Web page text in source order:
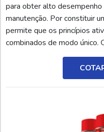
para obter alto
manutenção. Por constituir
permite que os princípios
combinados de modo único.
micropartículas que agem
microscópica, alcançando a
lubrificante e